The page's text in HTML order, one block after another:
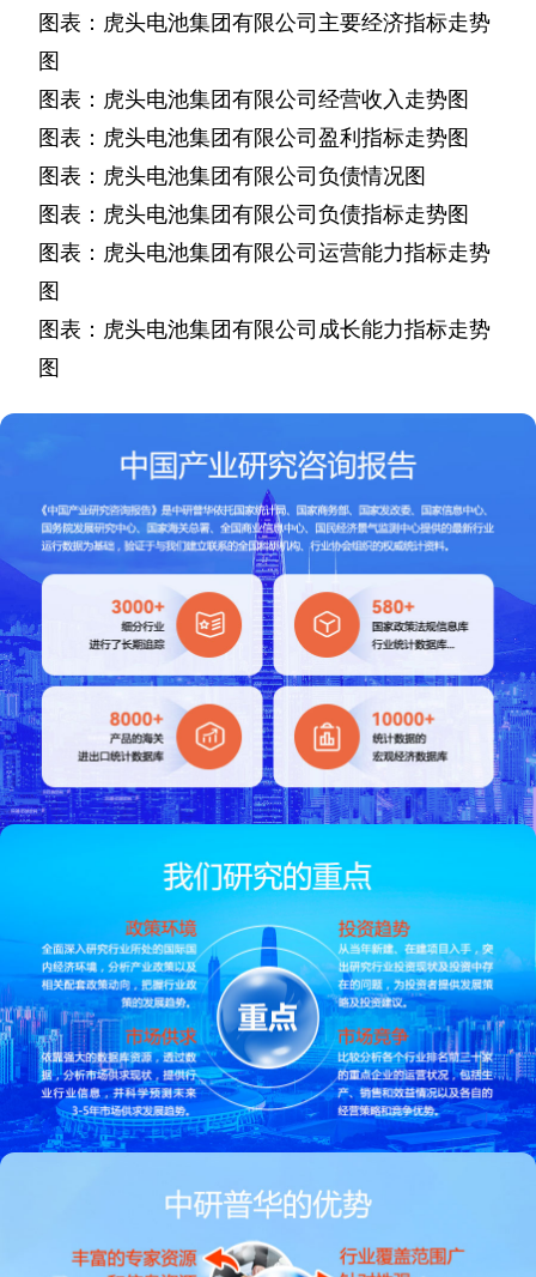
图表：虎头电池集团有限公司主要经济指标走势
图
图表：虎头电池集团有限公司经营收入走势图
图表：虎头电池集团有限公司盈利指标走势图
图表：虎头电池集团有限公司负债情况图
图表：虎头电池集团有限公司负债指标走势图
图表：虎头电池集团有限公司运营能力指标走势
图
图表：虎头电池集团有限公司成长能力指标走势
图